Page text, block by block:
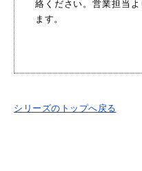
絡ください。営業担当
ます。
シリーズのトップへ戻る